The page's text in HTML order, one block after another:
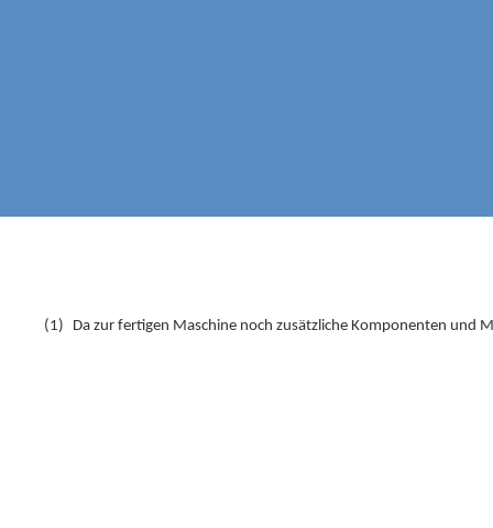
(1) Da zur fertigen Maschine noch zusätzliche Komponenten und